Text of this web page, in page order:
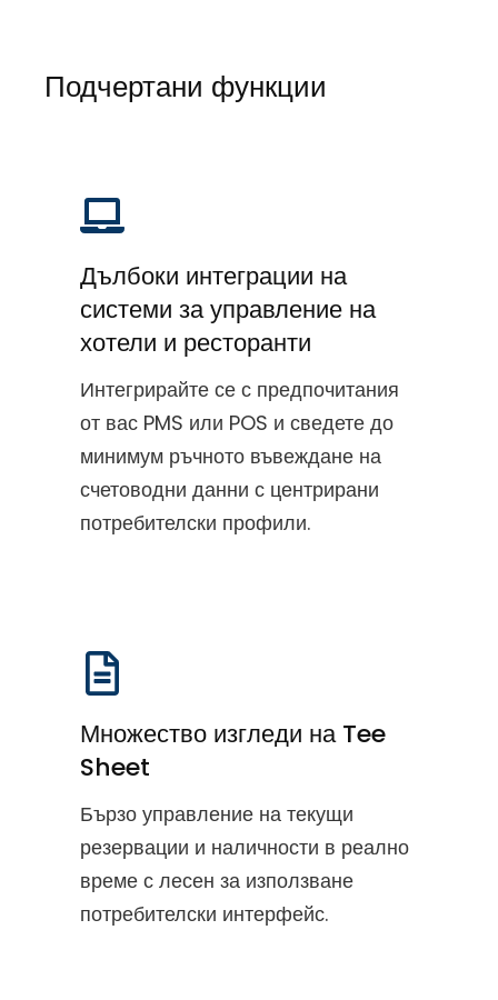
Подчертани функции
Дълбоки интеграции на
системи за управление на
хотели и ресторанти
Интегрирайте се с предпочитания
от вас PMS или POS и сведете до
минимум ръчното въвеждане на
счетоводни данни с центрирани
потребителски профили.
Множество изгледи на Tee
Sheet
Бързо управление на текущи
резервации и наличности в реално
време с лесен за използване
потребителски интерфейс.